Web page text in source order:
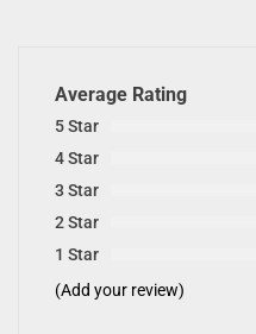
Average Rating
5 Star
4 Star
3 Star
2 Star
1 Star
(Add your review)